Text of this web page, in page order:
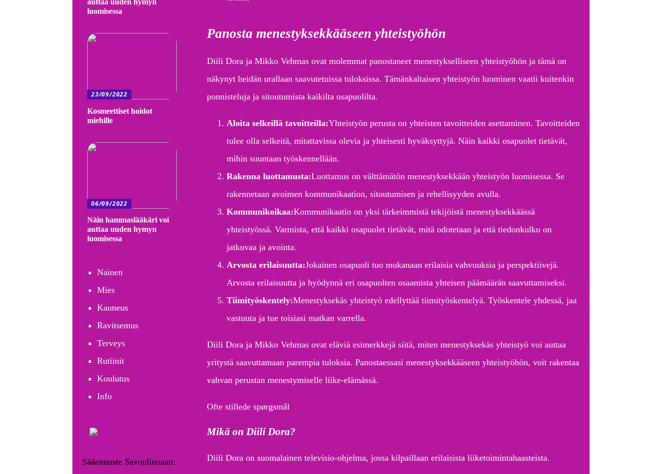
Panosta menestyksekkääseen yhteistyöhön
Diili Dora ja Mikko Vehmas ovat molemmat panostaneet menestykselliseen yhteistyöhön ja tämä on
näkynyt heidän urallaan saavutetuissa tuloksissa. Tämänkaltaisen yhteistyön luominen vaatii kuitenkin
ponnisteluja ja sitoutumista kaikilta osapuolilta.
Aloita selkeillä tavoitteilla:Yhteistyön perusta on yhteisten tavoitteiden asettaminen. Tavoitteiden
tulee olla selkeitä, mitattavissa olevia ja yhteisesti hyväksyttyjä. Näin kaikki osapuolet tietävät,
mihin suuntaan työskennellään.
Rakenna luottamusta:Luottamus on välttämätön menestyksekkään yhteistyön luomisessa. Se
rakennetaan avoimen kommunikaation, sitoutumisen ja rehellisyyden avulla.
Kommunikoikaa:Kommunikaatio on yksi tärkeimmistä tekijöistä menestyksekkäässä
yhteistyössä. Varmista, että kaikki osapuolet tietävät, mitä odotetaan ja että tiedonkulku on
jatkuvaa ja avointa.
Arvosta erilaisuutta:Jokainen osapuoli tuo mukanaan erilaisia vahvuuksia ja perspektiivejä.
Arvosta erilaisuutta ja hyödynnä eri osapuolten osaamista yhteisen päämäärän saavuttamiseksi.
Tiimityöskentely:Menestyksekäs yhteistyö edellyttää tiimityöskentelyä. Työskentele yhdessä, jaa
vastuuta ja tue toisiasi matkan varrella.
Diili Dora ja Mikko Vehmas ovat eläviä esimerkkejä siitä, miten menestyksekäs yhteistyö voi auttaa
yritystä saavuttamaan parempia tuloksia. Panostaessasi menestyksekkääseen yhteistyöhön, voit rakentaa
vahvan perustan menestymiselle liike-elämässä.
Ofte stillede spørgsmål
Mikä on Diili Dora?
Diili Dora on suomalainen televisio-ohjelma, jossa kilpaillaan erilaisista liiketoimintahaasteista.
auttaa uuden hymyn
luomisessa
23/09/2022
Kosmeettiset hoidot
miehille
06/09/2022
Näin hammaslääkäri voi
auttaa uuden hymyn
luomisessa
Nainen
Mies
Kauneus
Ravitsemus
Terveys
Rutiinit
Koulutus
Info
Sääennuste Savonlinnaan: